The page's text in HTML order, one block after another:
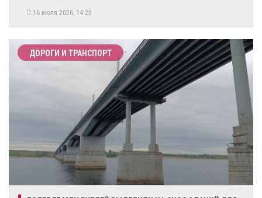
16 июля 2026, 14:25
ДОРОГИ И ТРАНСПОРТ